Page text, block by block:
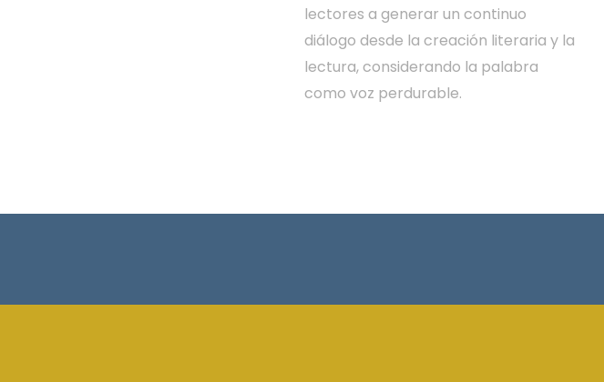
lectores a generar un continuo
diálogo desde la creación literaria y la
lectura, considerando la palabra
como voz perdurable.